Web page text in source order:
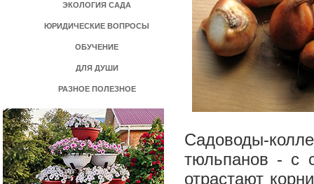
ЭКОЛОГИЯ САДА
ЮРИДИЧЕСКИЕ ВОПРОСЫ
ОБУЧЕНИЕ
ДЛЯ ДУШИ
РАЗНОЕ ПОЛЕЗНОЕ
Садоводы-
тюльпанов - с
отрастают